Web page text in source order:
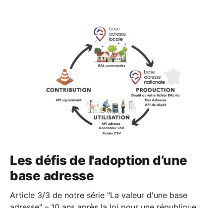
Les défis de l'adoption d’une
base adresse
Article 3/3 de notre série "La valeur d'une base